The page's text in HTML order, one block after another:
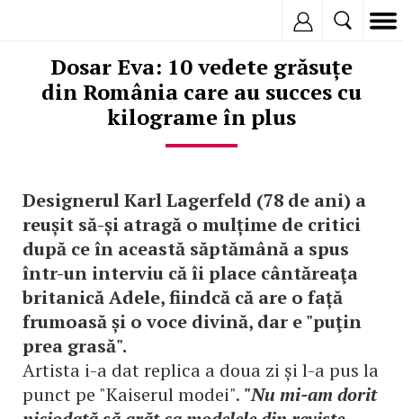
Dosar Eva: 10 vedete grăsuțe
din România care au succes cu
kilograme în plus
Designerul Karl Lagerfeld (78 de ani) a
reușit să-și atragă o mulțime de critici
după ce în această săptămână a spus
într-un interviu că îi place cântăreaţa
britanică Adele, fiindcă că are o față
frumoasă și o voce divină, dar e "puţin
prea grasă".
Artista i-a dat replica a doua zi și l-a pus la
punct pe "Kaiserul modei". "Nu mi-am dorit